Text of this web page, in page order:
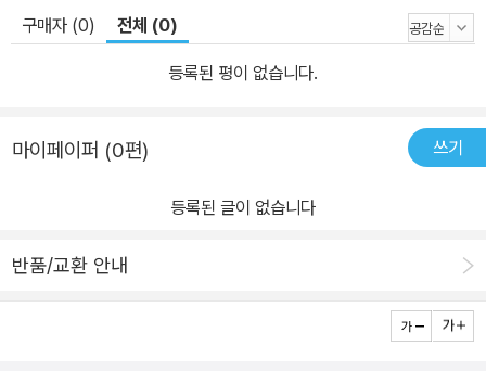
구매자 (0) 전체 (0)
등록된 평이 없습니다.
마이페이퍼 (0편) 쓰기
등록된 글이 없습니다
반품/교환 안내